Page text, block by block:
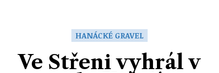
Přerov
Ekonomika
Ženy
Sport
HANÁCKÉ GRAVEL
Ve Střeni vyhrál v